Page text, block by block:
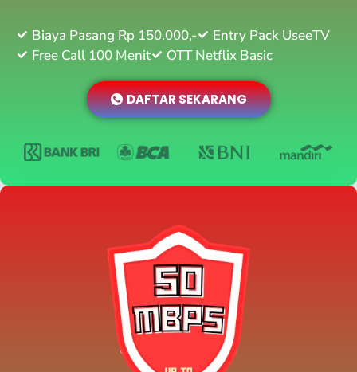
Biaya Pasang Rp 150.000,-
Entry Pack UseeTV
Free Call 100 Menit
OTT Netflix Basic
DAFTAR SEKARANG